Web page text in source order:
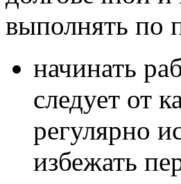
выполнять по
начинать
следует от
регулярно
избежать